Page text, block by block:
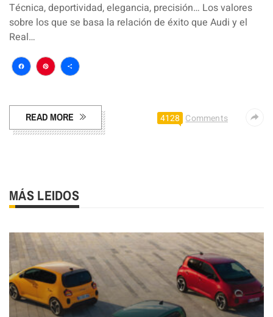
Técnica, deportividad, elegancia, precisión… Los valores
sobre los que se basa la relación de éxito que Audi y el
Real…
Facebook
Pinterest
Compartir
READ MORE 4128 Comments
MÁS LEIDOS